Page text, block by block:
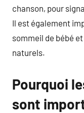
chanson, pour
Il est également
sommeil de bébé
naturels.
Pourquoi
sont